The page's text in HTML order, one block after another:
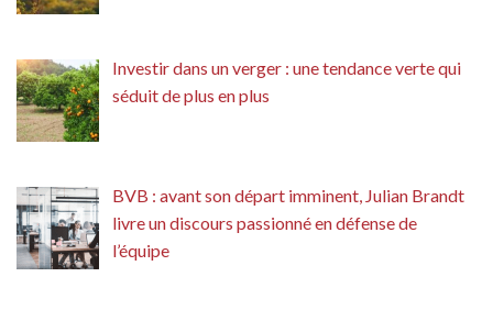
Investir dans un verger : une tendance verte qui
séduit de plus en plus
BVB : avant son départ imminent, Julian Brandt
livre un discours passionné en défense de
l’équipe